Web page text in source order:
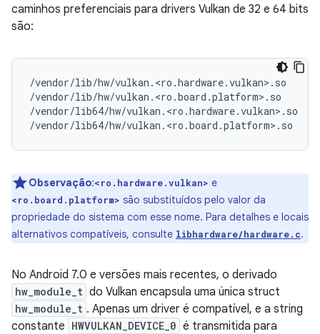
caminhos preferenciais para drivers Vulkan de 32 e 64 bits
são:
/vendor/lib/hw/vulkan.<ro.hardware.vulkan>.so
/vendor/lib/hw/vulkan.<ro.board.platform>.so
/vendor/lib64/hw/vulkan.<ro.hardware.vulkan>.so
Observação:<ro.hardware.vulkan> e
<ro.board.platform> são substituídos pelo valor da
propriedade do sistema com esse nome. Para detalhes e locais
alternativos compatíveis, consulte libhardware/hardware.c.
No Android 7.0 e versões mais recentes, o derivado
hw_module_t do Vulkan encapsula uma única struct
hw_module_t . Apenas um driver é compatível, e a string
constante HWVULKAN_DEVICE_0 é transmitida para